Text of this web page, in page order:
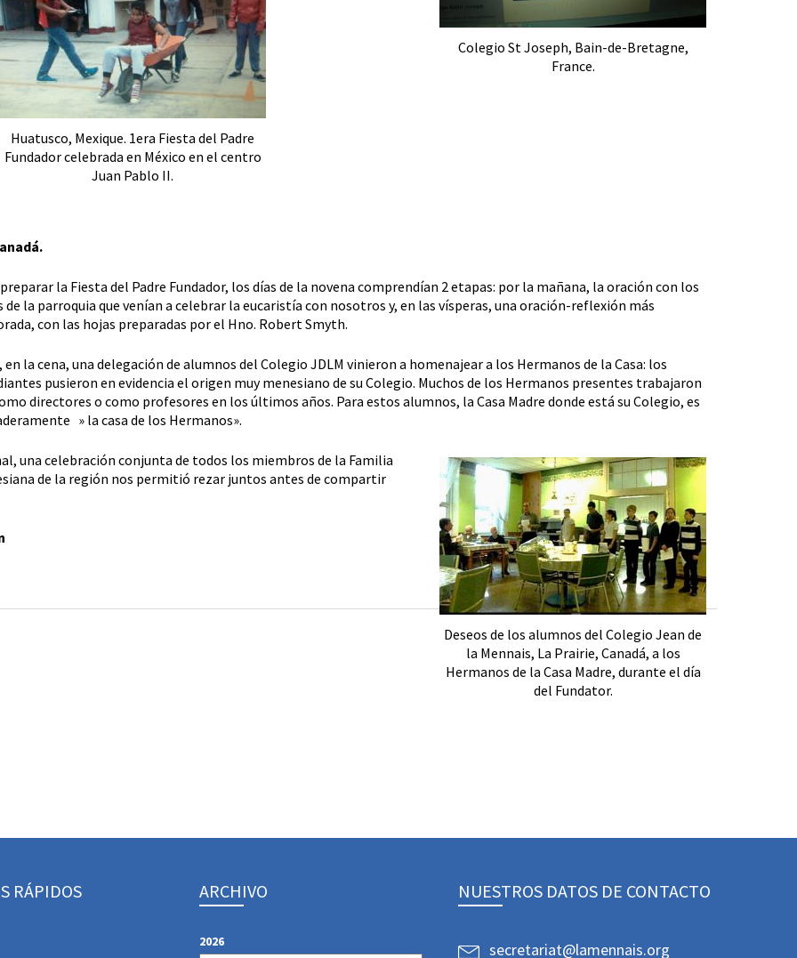
Colegio St Joseph, Bain-de-Bretagne,
France.
Huatusco, Mexique. 1era Fiesta del Padre
Fundador celebrada en México en el centro
Juan Pablo II.
la Fiesta del Padre Fundador, los días de la novena comprendían 2 etapas: por la mañana, la oración con los
de la parroquia que venían a celebrar la eucaristía con nosotros y, en las vísperas, una oración-reflexión más
con las hojas preparadas por el Hno. Robert Smyth.
en la cena, una delegación de alumnos del Colegio JDLM vinieron a homenajear a los Hermanos de la Casa: los
pusieron en evidencia el origen muy menesiano de su Colegio. Muchos de los Hermanos presentes trabajaron
directores o como profesores en los últimos años. Para estos alumnos, la Casa Madre donde está su Colegio, es
» la casa de los Hermanos».
Deseos de los alumnos del Colegio Jean de
la Mennais, La Prairie, Canadá, a los
Hermanos de la Casa Madre, durante el día
del Fundator.
una celebración conjunta de todos los miembros de la Familia
de la región nos permitió rezar juntos antes de compartir
RÁPIDOS ARCHIVO
2026
NUESTROS DATOS DE CONTACTO
secretariat@lamennais.org